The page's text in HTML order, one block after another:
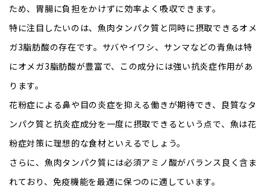
ため、胃腸に負担をかけずに効率よく吸収できます。
特に注目したいのは、魚肉タンパク質と同時に摂取できるオメ
ガ3脂肪酸の存在です。サバやイワシ、サンマなどの青魚は特
にオメガ3脂肪酸が豊富で、この成分には強い抗炎症作用があ
ります。
花粉症による鼻や目の炎症を抑える働きが期待でき、良質なタ
ンパク質と抗炎症成分を一度に摂取できるという点で、魚は花
粉症対策に理想的な食材といえるでしょう。
さらに、魚肉タンパク質には必須アミノ酸がバランス良く含ま
れており、免疫機能を最適に保つのに適しています。